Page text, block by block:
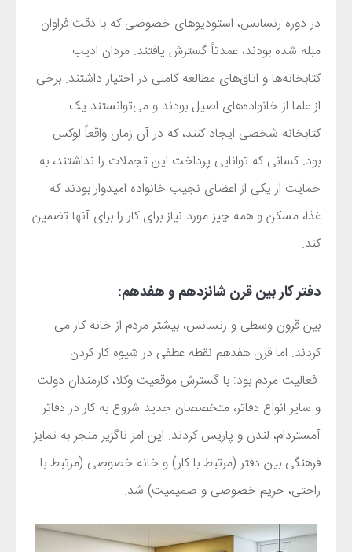
در دوره رنسانس، استودیوهای خصوصی که با دقت فراوان
مبله شده بودند، عمدتاً گسترش یافتند. مردان ادیب
کتابخانه‌ها و اتاق‌های مطالعه کاملی در اختیار داشتند. برخی
از علما از خانواده‌های اصیل بودند و می‌توانستند یک
کتابخانه شخصی ایجاد کنند، که در آن زمان واقعاً لوکس
بود. کسانی که توانایی پرداخت این تجملات را نداشتند، به
حمایت از یکی از اعضای نجیب خانواده امیدوار بودند که
غذا، مسکن و همه چیز مورد نیاز برای کار را برای آنها تضمین
کند.
دفتر کار بین قرن شانزدهم و هفدهم:
بین قرون وسطی و رنسانس، بیشتر مردم از خانه کار می
کردند. اما قرن هفدهم نقطه عطفی در شیوه کار کردن
فعالیت مردم بود: با گسترش موقعیت وکلا، کارمندان دولت
و سایر انواع دفاتر، متخصصان جدید شروع به کار در دفاتر
آمستردام، لندن و پاریس کردند. این امر ناگزیر منجر به تمایز
فرهنگی بین دفتر (مرتبط با کار) و خانه خصوصی (مرتبط با
راحتی، حریم خصوصی و صمیمیت) شد.